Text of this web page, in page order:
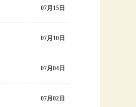
07月15日
07月10日
07月04日
07月02日